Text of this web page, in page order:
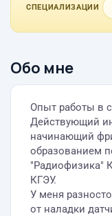
СПЕЦИАЛИЗАЦИИ
Обо мне
Опыт работы в
Действующий
начинающий
образованием
"Радиофизика"
КГЭУ.
У меня
от наладки